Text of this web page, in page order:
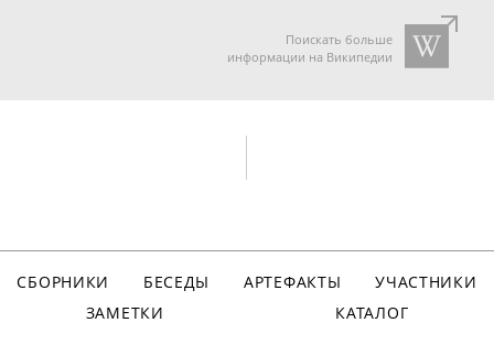
Поискать больше
информации на Википедии
СБОРНИКИ БЕСЕДЫ АРТЕФАКТЫ
УЧАСТНИКИ
ЗАМЕТКИ
КАТАЛОГ